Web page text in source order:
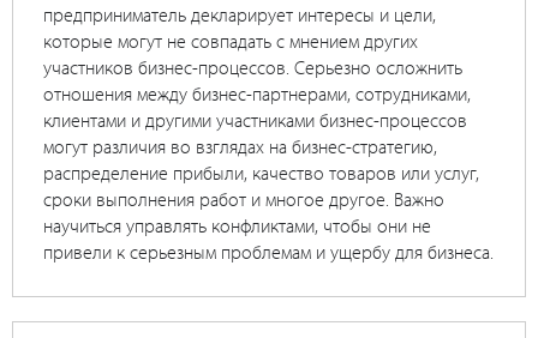
предприниматель декларирует интересы и цели,
которые могут не совпадать с мнением других
участников бизнес-процессов. Серьезно осложнить
отношения между бизнес-партнерами, сотрудниками,
клиентами и другими участниками бизнес-процессов
могут различия во взглядах на бизнес-стратегию,
распределение прибыли, качество товаров или услуг,
сроки выполнения работ и многое другое. Важно
научиться управлять конфликтами, чтобы они не
привели к серьезным проблемам и ущербу для бизнеса.